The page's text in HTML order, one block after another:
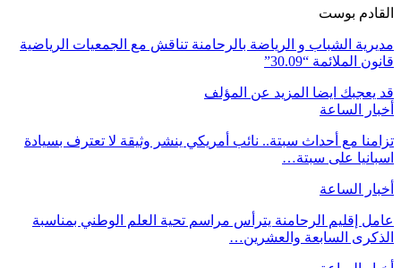
القادم بوست
مديرية الشباب و الرياضة بالرحامنة تناقش مع الجمعيات الرياضية
قانون الملائمة “30.09”
قد يعجبك ايضا المزيد عن المؤلف
أخبار الساعة
تزامنا مع أحداث سبتة.. نائب أمريكي ينشر وثيقة لا تعترف بسيادة
اسبانيا على سبتة…
أخبار الساعة
عامل إقليم الرحامنة يترأس مراسم تحية العلم الوطني بمناسبة
الذكرى السابعة والعشرين…